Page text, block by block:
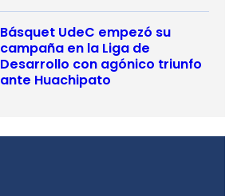
Básquet UdeC empezó su
campaña en la Liga de
Desarrollo con agónico triunfo
ante Huachipato